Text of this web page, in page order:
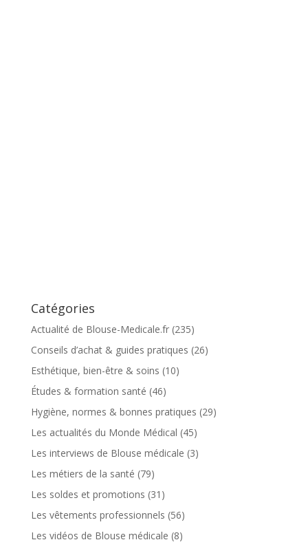
Catégories
Actualité de Blouse-Medicale.fr(235)
Conseils d’achat & guides pratiques (26)
Esthétique, bien-être & soins (10)
Études & formation santé (46)
Hygiène, normes & bonnes pratiques (29)
Les actualités du Monde Médical (45)
Les interviews de Blouse médicale (3)
Les métiers de la santé (79)
Les soldes et promotions (31)
Les vêtements professionnels (56)
Les vidéos de Blouse médicale (8)